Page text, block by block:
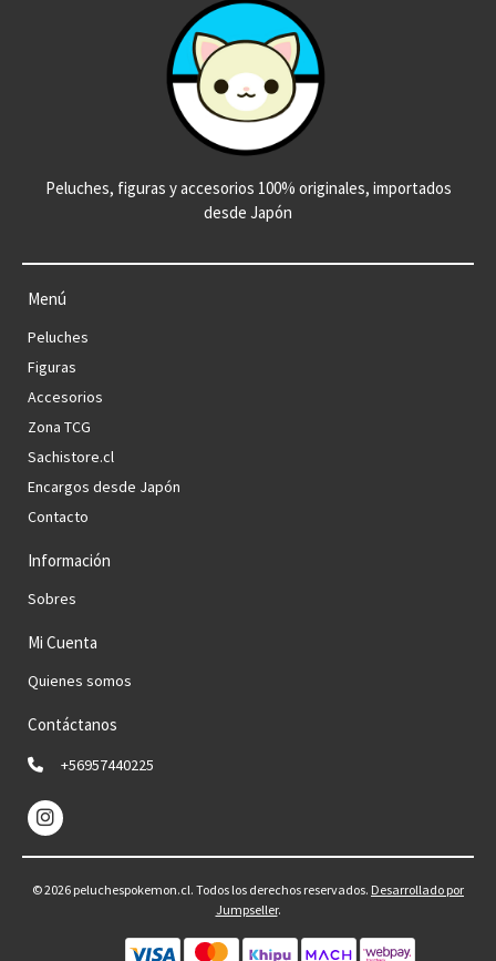
Peluches, figuras y accesorios 100% originales, importados
desde Japón
Menú
Peluches
Figuras
Accesorios
Zona TCG
Sachistore.cl
Encargos desde Japón
Contacto
Información
Sobres
Mi Cuenta
Quienes somos
Contáctanos
+56957440225
© 2026 peluchespokemon.cl. Todos los derechos reservados. Desarrollado por
Jumpseller.